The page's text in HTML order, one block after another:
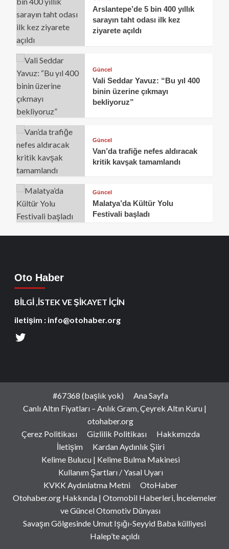
Arslantepe’de 5 bin 400 yıllık
sarayın taht odası ilk kez
ziyarete açıldı
Güncel
Vali Seddar Yavuz: “Bu yıl 400
binin üzerine çıkmayı
bekliyoruz”
Güncel
Van’da trafiğe nefes aldıracak
kritik kavşak tamamlandı
Güncel
Malatya’da Kültür Yolu
Festivali başladı
Oto Haber
BİLGİ ,İSTEK VE ŞİKAYET İÇİN
iletişim : info@otohaber.org
#67368 (başlık yok)
Ana Sayfa
Canlı Altın Fiyatları – Anlık Gram, Çeyrek Altın Kuru |
otohaber.org
Çerez Politikası
Gizlilik Politikası
Hakkımızda
İletişim
Kardan Aydınlık Şiiri
Kelime Bulucu | Kelime Bulma Makinesi
Kullanım Şartları / Yasal Uyarı
KVKK Aydınlatma Metni
OtoHaber
Otohaber.org Hakkında | Otomobil Haberleri, İncelemeler
ve Güncel Otomotiv Dünyası
Savaşın Gölgesinde Umut Işığı-Seyyid Baba külliyesi
Halep’te açıldı